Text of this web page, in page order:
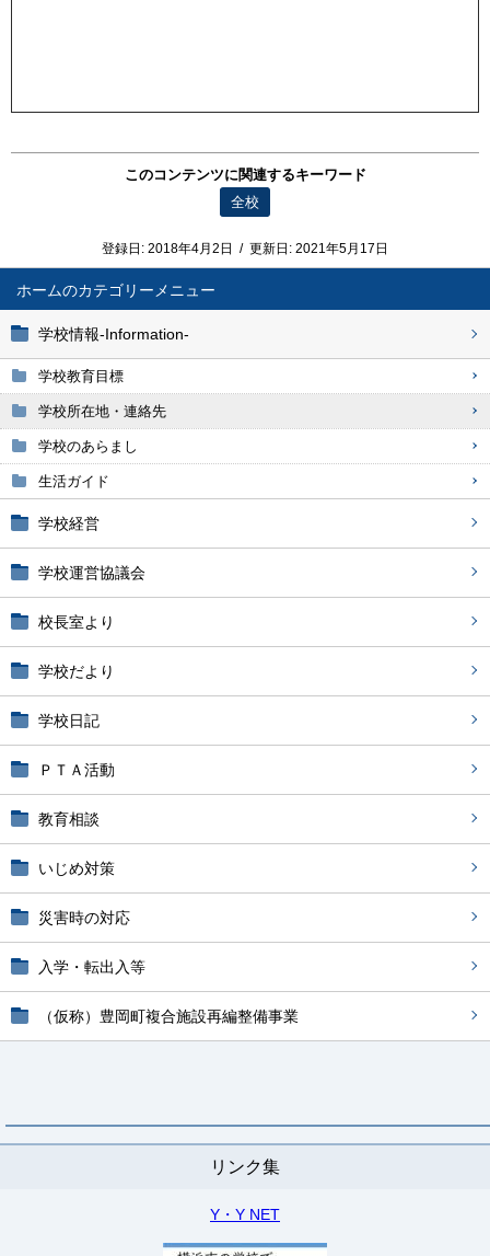
ホーム
学校情報-Information-
学校教育目標
学校所在地・連絡先
学校のあらまし
生活ガイド
学校経営
学校運営協議会
校長室より
学校だより
学校日記
ＰＴＡ活動
教育相談
いじめ対策
災害時の対応
入学・転出入等
（仮称）豊岡町複合施設再編整備事業
リンク集
Y・Y NET
このコンテンツに関連するキーワード
全校
登録日: 2018年4月2日 / 更新日: 2021年5月17日